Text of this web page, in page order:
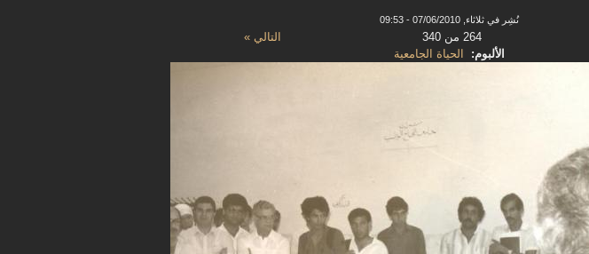
نُشِر في ثلاثاء, 07/06/2010 - 09:53
264 من 340
التالي »
الألبوم:
الحياة الجامعية